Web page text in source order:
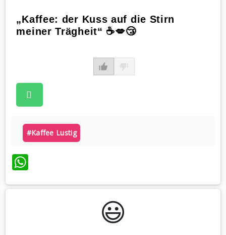
„Kaffee: der Kuss auf die Stirn
meiner Trägheit“ ☕️💋😴
#kaffee Lustig
WhatsApp
😃️